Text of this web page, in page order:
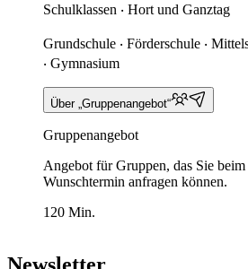
Schulklassen ‧ Hort und Ganztag
Grundschule ‧ Förderschule ‧
‧ Gymnasium
Über „Gruppenangebot“
Gruppenangebot
Angebot für Gruppen, das Sie
Wunschtermin anfragen können.
120 Min.
Newsletter